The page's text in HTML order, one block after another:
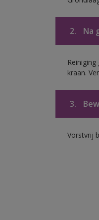
2. Na
kraan.
3.
Vorstvrij